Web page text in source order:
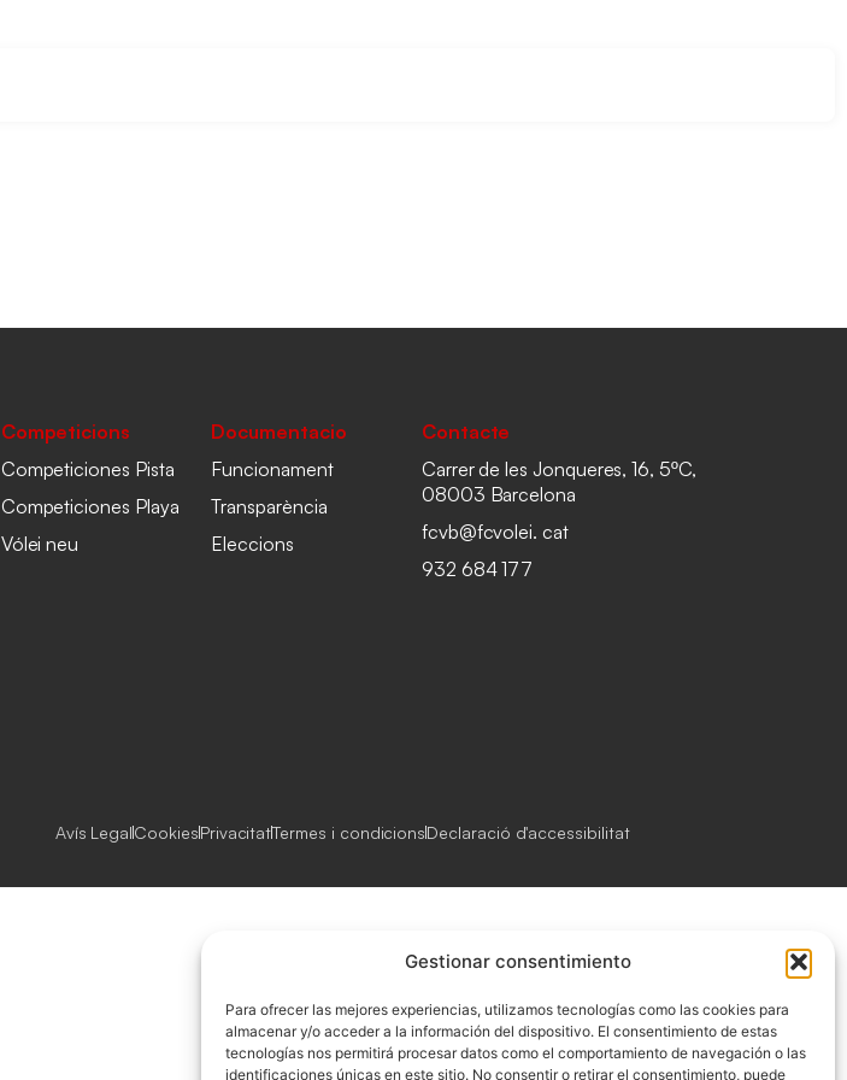
Gestionar consentimiento
Para ofrecer las mejores experiencias, utilizamos tecnologías como las cookies para
almacenar y/o acceder a la información del dispositivo. El consentimiento de estas
tecnologías nos permitirá procesar datos como el comportamiento de navegación o las
identificaciones únicas en este sitio. No consentir o retirar el consentimiento, puede
Competicions
Competiciones Pista
Competiciones Playa
Vólei neu
Documentacio
Funcionament
Transparència
Eleccions
Contacte
Carrer de les Jonqueres, 16, 5ºC,
08003 Barcelona
fcvb@fcvolei. cat
932 684 177
Avís LegalCookiesPrivacitatTermes i condicionsDeclaració d'accessibilitat